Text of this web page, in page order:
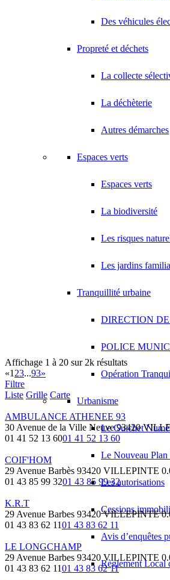
Des véhicules
Propreté et déchets
La collecte
La déchèterie
Autres démarches
Espaces verts
Espaces verts
La biodiversité
Les risques
Les jardins
Tranquillité urbaine
DIRECTION
POLICE
Opération
Urbanisme
Le Guichet
Le Nouveau Plan
Les autorisations
Cessions
Avis d’enquêtes
Règlement Local
57 Boulevard Circulaire 93420
A.F.M. DISTRIBUTION
21 Avenue du Chemin de Fer 93420
18 Avenue Saint-Saëns 93420
28 Rue Vincent d'Indy 93420 VILLEPINTE
14 Allée Fénelon 93420 VILLEPINTE
10 Allée Georges Gershwin 93420
14 Avenue de la Gare 93420 VILLEPINTE
Affichage 1 à 20 sur 2k résultats
«1 23...93»
Filtre
Liste Grille Carte
AMBULANCE ATHENEE 93
30 Avenue de la Ville Neuve 93420
01 41 52 13 6001 41 52 13 60
COIF'HOM
29 Avenue Barbès 93420 VILLEPINTE
01 43 85 99 3201 43 85 99 32
K.R.T
29 Avenue Barbes 93420 VILLEPINTE
01 43 83 62 1101 43 83 62 11
LE LONGCHAMP
29 Avenue Barbes 93420 VILLEPINTE
01 43 83 62 1101 43 83 62 11